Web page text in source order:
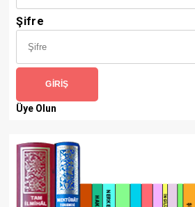
Şifre
GIRIŞ
Üye Olun